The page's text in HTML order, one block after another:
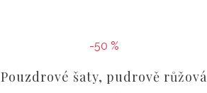
-50 %
Pouzdrové šaty, pudrově růžová